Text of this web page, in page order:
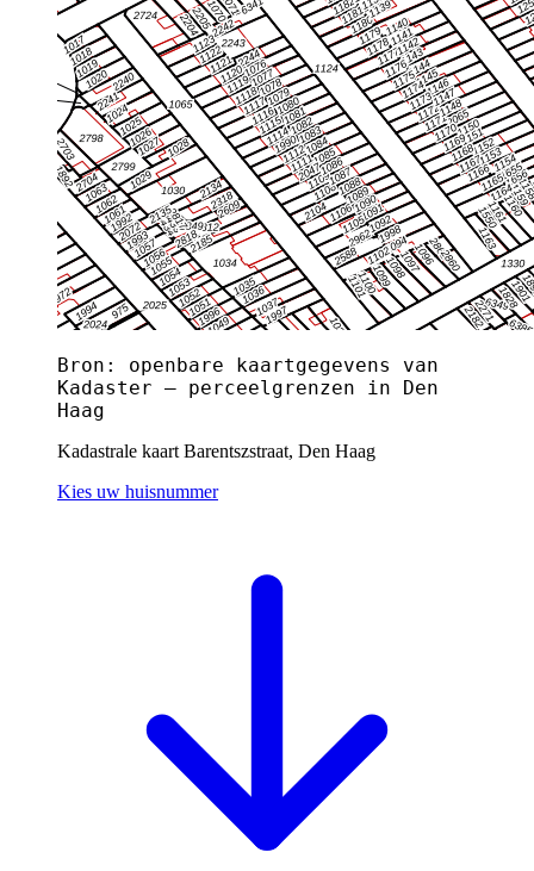
Bron: openbare kaartgegevens van
Kadaster — perceelgrenzen in Den
Haag
Kadastrale kaart Barentszstraat, Den Haag
Kies uw huisnummer